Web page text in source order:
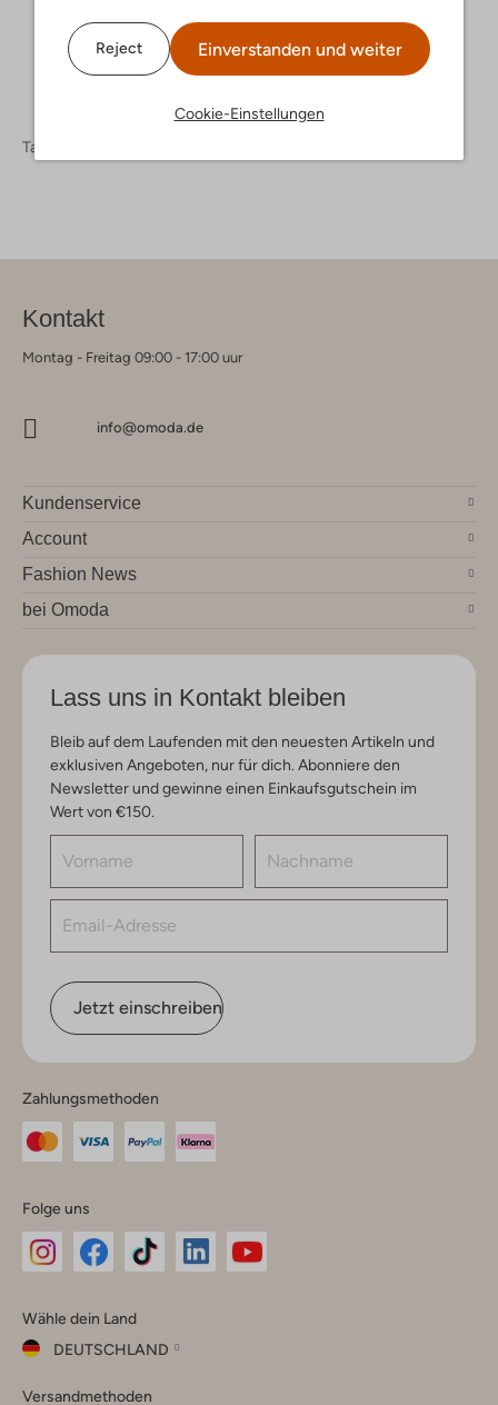
Reject Einverstanden und weiter
Cookie-Einstellungen
Taschen
Kontakt
Montag - Freitag 09:00 - 17:00 uur
info@omoda.de
Kundenservice
Account
Fashion News
bei Omoda
Lass uns in Kontakt bleiben
Bleib auf dem Laufenden mit den neuesten Artikeln und
exklusiven Angeboten, nur für dich. Abonniere den
Newsletter und gewinne einen Einkaufsgutschein im
Wert von €150.
Jetzt einschreiben
Zahlungsmethoden
Folge uns
Instagram
Facebook
TikTok
Wähle dein Land
DEUTSCHLAND
dein
Versandmethoden